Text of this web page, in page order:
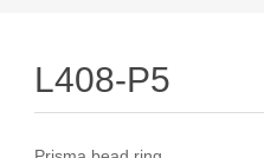
L408-P5